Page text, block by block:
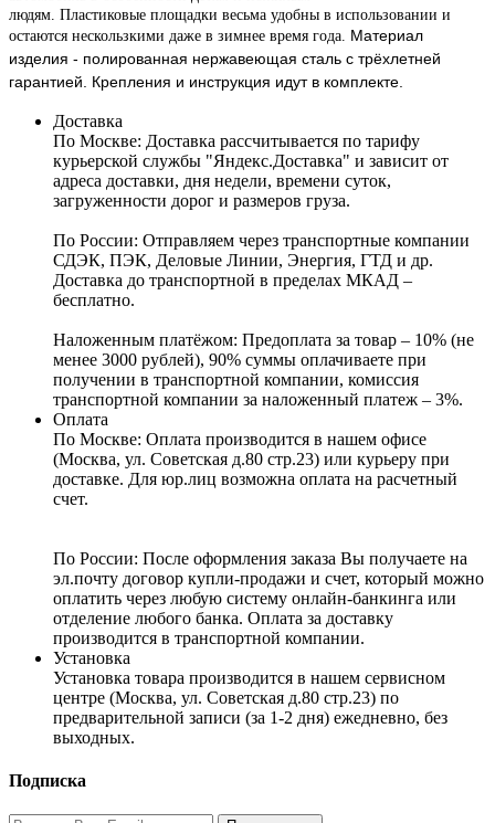
людям. Пластиковые площадки весьма удобны в использовании и
остаются нескользкими даже в зимнее время года. Материал
изделия - полированная нержавеющая сталь с трёхлетней
гарантией. Крепления и инструкция идут в комплекте.
Доставка
По Москве: Доставка рассчитывается по тарифу
курьерской службы "Яндекс.Доставка" и зависит от
адреса доставки, дня недели, времени суток,
загруженности дорог и размеров груза.
По России: Отправляем через транспортные компании
СДЭК, ПЭК, Деловые Линии, Энергия, ГТД и др.
Доставка до транспортной в пределах МКАД –
бесплатно.
Наложенным платёжом: Предоплата за товар – 10% (не
менее 3000 рублей), 90% суммы оплачиваете при
получении в транспортной компании, комиссия
транспортной компании за наложенный платеж – 3%.
Оплата
По Москве: Оплата производится в нашем офисе
(Москва, ул. Советская д.80 стр.23) или курьеру при
доставке. Для юр.лиц возможна оплата на расчетный
счет.
По России: После оформления заказа Вы получаете на
эл.почту договор купли-продажи и счет, который можно
оплатить через любую систему онлайн-банкинга или
отделение любого банка. Оплата за доставку
производится в транспортной компании.
Установка
Установка товара производится в нашем сервисном
центре (Москва, ул. Советская д.80 стр.23) по
предварительной записи (за 1-2 дня) ежедневно, без
выходных.
Подписка